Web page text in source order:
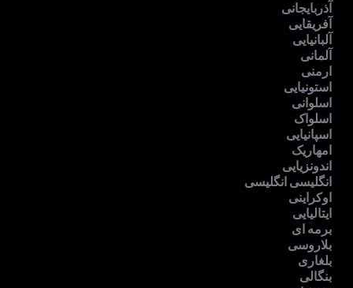
آذربایجانی
آفریقایی
آلبانیایی
آلمانی
ارمنی
استونیایی
اسلوانی
اسلواک
اسپانیایی
امهاریک
اندونزیایی
انگلیسی انگلیسی
اوکراینی
ایتالیایی
برمه ای
بلاروسی
بلغاری
بنگالی